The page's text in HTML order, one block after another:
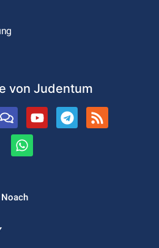
von Judentum
Noach